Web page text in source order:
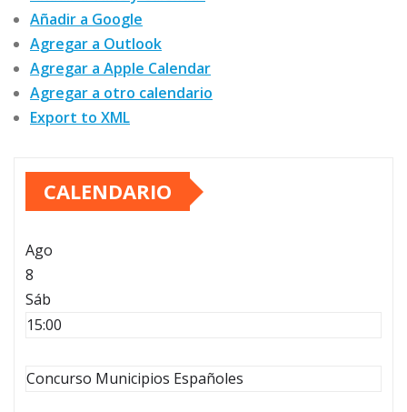
Añadir a Google
Agregar a Outlook
Agregar a Apple Calendar
Agregar a otro calendario
Export to XML
CALENDARIO
Ago
8
Sáb
15:00
Concurso Municipios Españoles